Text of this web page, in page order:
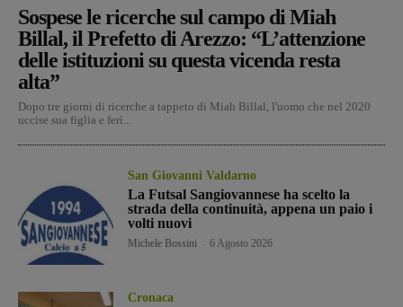
Sospese le ricerche sul campo di Miah
Billal, il Prefetto di Arezzo: “L’attenzione
delle istituzioni su questa vicenda resta
alta”
Dopo tre giorni di ricerche a tappeto di Miah Billal, l'uomo che nel 2020
uccise sua figlia e ferì...
San Giovanni Valdarno
La Futsal Sangiovannese ha scelto la
strada della continuità, appena un paio i
volti nuovi
Michele Bossini 6 Agosto 2026
Cronaca